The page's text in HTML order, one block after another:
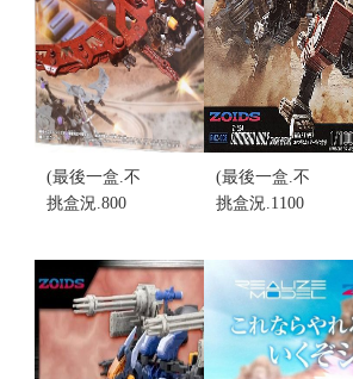
(最後一盒.不
挑盒況.800
問)機獸新世
紀 ZOIDS
ZW29 狙擊
翼龍 (不挑盒
況)
(最後一盒.不
挑盒況.1100
問)TAKARATOMY
1/100 洛伊德
RMZ-008 指
揮狼 厄爾拜
因規格 (不挑